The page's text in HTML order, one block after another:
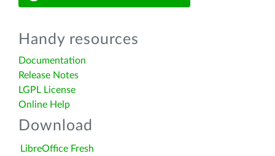
Handy resources
Documentation
Release Notes
LGPL License
Online Help
Download
LibreOffice Fresh